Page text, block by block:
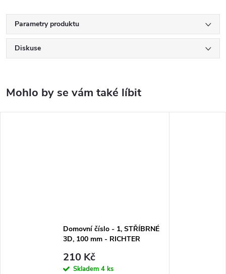
Parametry produktu
Diskuse
Domovní číslo - 1, STŘÍBRNÉ
3D, 100 mm - RICHTER
210 Kč
Skladem 4 ks